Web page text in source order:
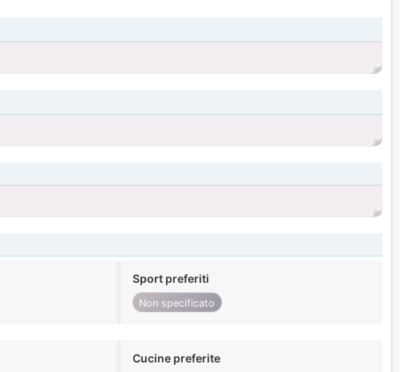
Sport preferiti
Non specificato
Cucine preferite